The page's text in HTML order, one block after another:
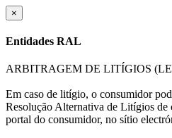
×
Entidades RAL
ARBITRAGEM DE LITÍGIOS
Em caso de litígio, o consumidor
Resolução Alternativa de Litígios de
portal do consumidor, no sítio